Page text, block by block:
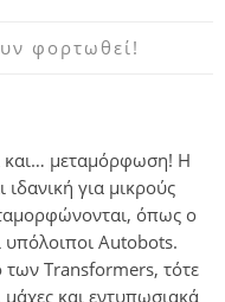
φορτωθεί!
και… μεταμόρφωση! Η
για μικρούς
όπως ο
Autobots.
των Transformers, τότε
και εντυπωσιακά